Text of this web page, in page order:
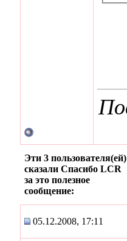
Эти 3 пользователя(ей)
сказали Спасибо LCR
за это полезное
сообщение:
05.12.2008, 17:11